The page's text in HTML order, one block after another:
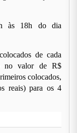
às 18h do dia
de cada
no valor de R$
colocados,
reais) para os 4